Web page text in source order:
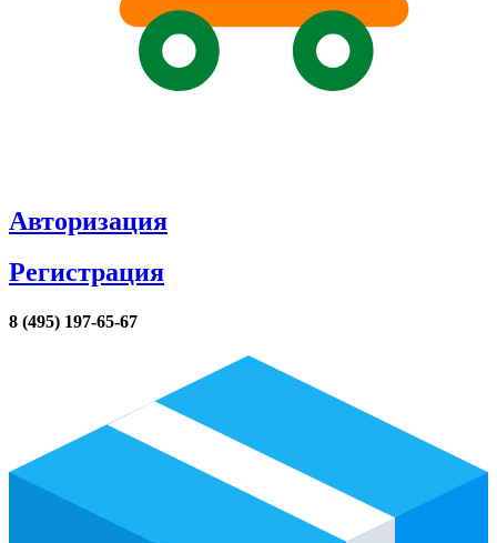
Авторизация
Регистрация
8 (495) 197-65-67